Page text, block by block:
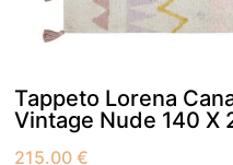
Tappeto Lorena
Vintage Nude 140 X
215.00€